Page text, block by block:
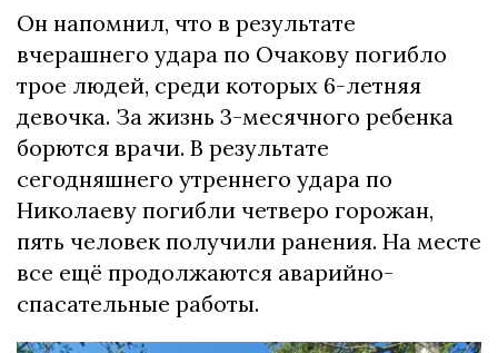
Он напомнил, что в результате
вчерашнего удара по Очакову погибло
трое людей, среди которых 6-летняя
девочка. За жизнь 3-месячного ребенка
борются врачи. В результате
сегодняшнего утреннего удара по
Николаеву погибли четверо горожан,
пять человек получили ранения. На месте
все ещё продолжаются аварийно-
спасательные работы.